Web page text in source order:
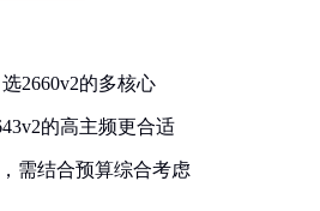
2660v2的多核心
的高主频更合适
需结合预算综合考虑